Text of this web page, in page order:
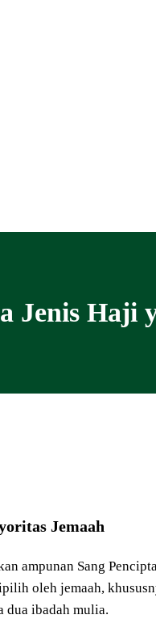
Jenis Haji
Jemaah
ampunan Sang
oleh jemaah,
dua ibadah mulia.